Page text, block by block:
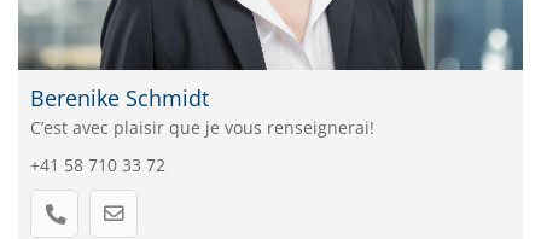
Berenike Schmidt
C’est avec plaisir que je vous renseignerai!
+41 58 710 33 72